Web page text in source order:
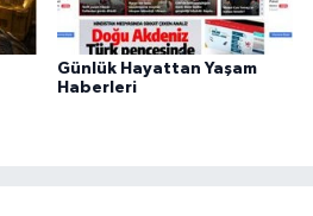
Günlük Hayattan Yaşam
Haberleri